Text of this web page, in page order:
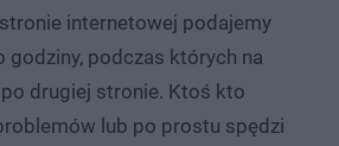
internetowej podajemy
godziny, podczas których na
drugiej stronie. Ktoś kto
lub po prostu spędzi